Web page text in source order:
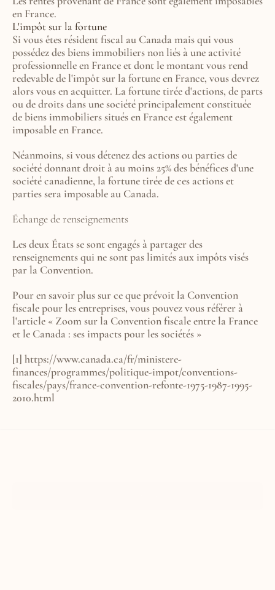
en France.
L'impôt sur la fortune
Si vous êtes résident fiscal au Canada mais qui vous
possédez des biens immobiliers non liés à une activité
professionnelle en France et dont le montant vous rend
redevable de l'impôt sur la fortune en France, vous devrez
alors vous en acquitter. La fortune tirée d'actions, de parts
ou de droits dans une société principalement constituée
de biens immobiliers situés en France est également
imposable en France.
Néanmoins, si vous détenez des actions ou parties de
société donnant droit à au moins 25% des bénéfices d'une
société canadienne, la fortune tirée de ces actions et
parties sera imposable au Canada.
Échange de renseignements
Les deux États se sont engagés à partager des
renseignements qui ne sont pas limités aux impôts visés
par la Convention.
Pour en savoir plus sur ce que prévoit la Convention
fiscale pour les entreprises, vous pouvez vous référer à
l'article « Zoom sur la Convention fiscale entre la France
et le Canada : ses impacts pour les sociétés »
[1] https://www.canada.ca/fr/ministere-
finances/programmes/politique-impot/conventions-
fiscales/pays/france-convention-refonte-1975-1987-1995-
2010.html